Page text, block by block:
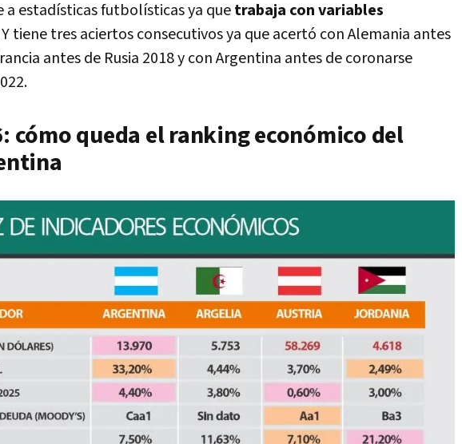
a estadísticas futbolísticas ya quetrabaja con variables
Y tiene tres aciertos consecutivos ya que acertó con Alemania antes
antes de Rusia 2018 y con Argentina antes de coronarse
cómo queda el ranking económico del